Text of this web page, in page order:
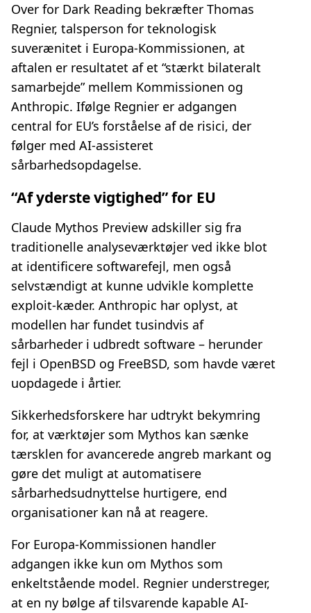
Over for Dark Reading bekræfter Thomas
Regnier, talsperson for teknologisk
suverænitet i Europa-Kommissionen, at
aftalen er resultatet af et “stærkt bilateralt
samarbejde” mellem Kommissionen og
Anthropic. Ifølge Regnier er adgangen
central for EU’s forståelse af de risici, der
følger med AI-assisteret
sårbarhedsopdagelse.
“Af yderste vigtighed” for EU
Claude Mythos Preview adskiller sig fra
traditionelle analyseværktøjer ved ikke blot
at identificere softwarefejl, men også
selvstændigt at kunne udvikle komplette
exploit-kæder. Anthropic har oplyst, at
modellen har fundet tusindvis af
sårbarheder i udbredt software – herunder
fejl i OpenBSD og FreeBSD, som havde været
uopdagede i årtier.
Sikkerhedsforskere har udtrykt bekymring
for, at værktøjer som Mythos kan sænke
tærsklen for avancerede angreb markant og
gøre det muligt at automatisere
sårbarhedsudnyttelse hurtigere, end
organisationer kan nå at reagere.
For Europa-Kommissionen handler
adgangen ikke kun om Mythos som
enkeltstående model. Regnier understreger,
at en ny bølge af tilsvarende kapable AI-